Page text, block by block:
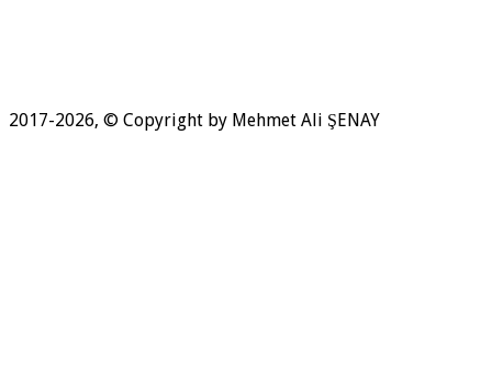
2017-2026, © Copyright by Mehmet Ali ŞENAY